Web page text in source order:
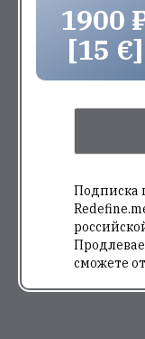
1900
[15 €]
Подписка
сможете